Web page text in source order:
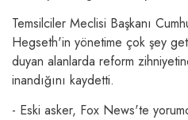
Temsilciler Meclisi Başkanı
Hegseth'in yönetime çok şey
duyan alanlarda reform
inandığını kaydetti.
- Eski asker, Fox News'te